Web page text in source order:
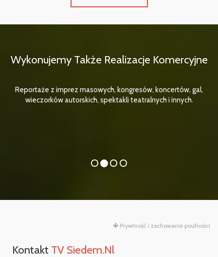
Wykonujemy Także Realizacje Komercyjne
Reportaże z imprez masowych, kongresów, koncertów, gal,
wieczorków autorskich, spektakli teatralnych i innych.
Prywtność i zachowanie poufności
Kontakt TV Siedem.nl